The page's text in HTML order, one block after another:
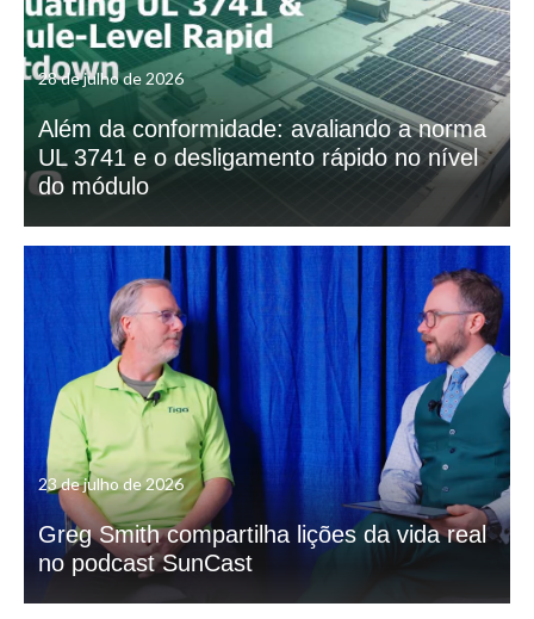
28 de julho de 2026
Além da conformidade: avaliando a norma
UL 3741 e o desligamento rápido no nível
do módulo
23 de julho de 2026
Greg Smith compartilha lições da vida real
no podcast SunCast